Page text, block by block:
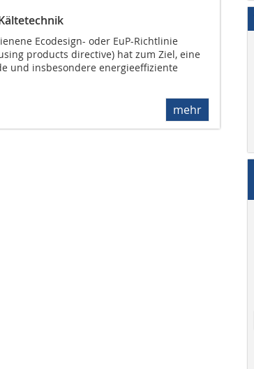
Ecodesign- oder EuP-Richtlinie
products directive) hat zum Ziel, eine
und insbesondere energieeffiziente
mehr